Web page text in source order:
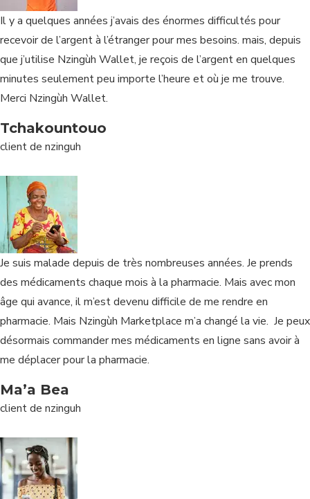
Il y a quelques années j’avais des énormes difficultés pour
recevoir de l’argent à l’étranger pour mes besoins. mais, depuis
que j’utilise Nzingùh Wallet, je reçois de l’argent en quelques
minutes seulement peu importe l’heure et où je me trouve.
Merci Nzingùh Wallet.
Tchakountouo
client de nzinguh
Je suis malade depuis de très nombreuses années. Je prends
des médicaments chaque mois à la pharmacie. Mais avec mon
âge qui avance, il m’est devenu difficile de me rendre en
pharmacie. Mais Nzingùh Marketplace m’a changé la vie. Je peux
désormais commander mes médicaments en ligne sans avoir à
me déplacer pour la pharmacie.
Ma’a Bea
client de nzinguh